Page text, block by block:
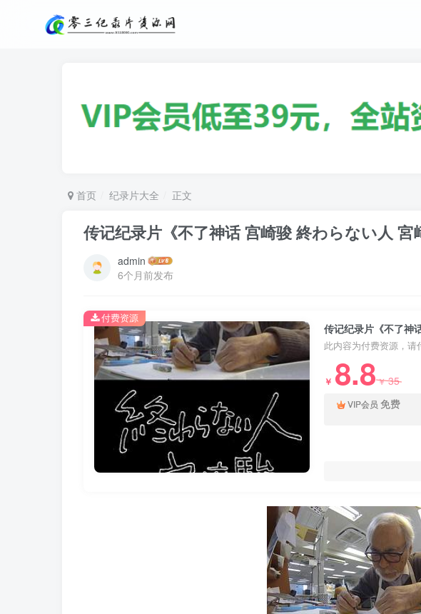
首页 纪录片大全 正文
传记纪录片《不了神话 宫崎骏 終わらない人 宮
admin
6个月前发布
传记纪录片《不了神
此内容为付费资源，请
￥ 8.8￥35
VIP会员 免费
付费资源